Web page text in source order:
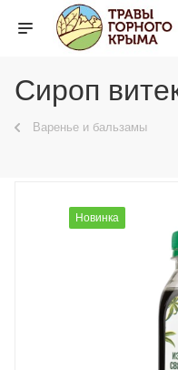
Сироп
Варенье и бальзамы
Новинка